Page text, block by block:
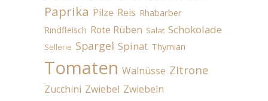
Paprika Pilze Reis Rhabarber
Rindfleisch Rote Rüben Salat Schokolade
Sellerie Spargel Spinat Thymian
Tomaten Walnüsse Zitrone
Zucchini Zwiebel Zwiebeln